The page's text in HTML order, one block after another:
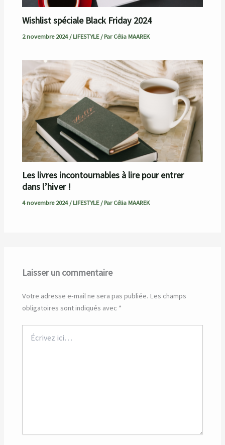
Wishlist spéciale Black Friday 2024
2 novembre 2024/LIFESTYLE/ ParCélia MAAREK
Les livres incontournables à lire pour entrer
dans l’hiver !
4 novembre 2024/LIFESTYLE/ ParCélia MAAREK
Laisser un commentaire
Votre adresse e-mail ne sera pas publiée. Les champs
obligatoires sont indiqués avec *
ici…